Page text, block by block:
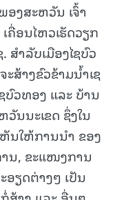
ອງສະຫວັນ ເຈົ້າ
ຄື່ອນໄຫວເຮັດວຽກ
ສຳລັບເມືອງໄຊບົວ
ສ້າງຂົວຂ້າມນໍ້າເຊ
ບົວທອງ ແລະ ບ້ານ
ນນະເຂດ ຊຶ່ງໃນ
ນໃຫ້ການນຳ ຂອງ
ນ, ຂະແໜງການ
ຽດຕ່າງໆ ເປັນ